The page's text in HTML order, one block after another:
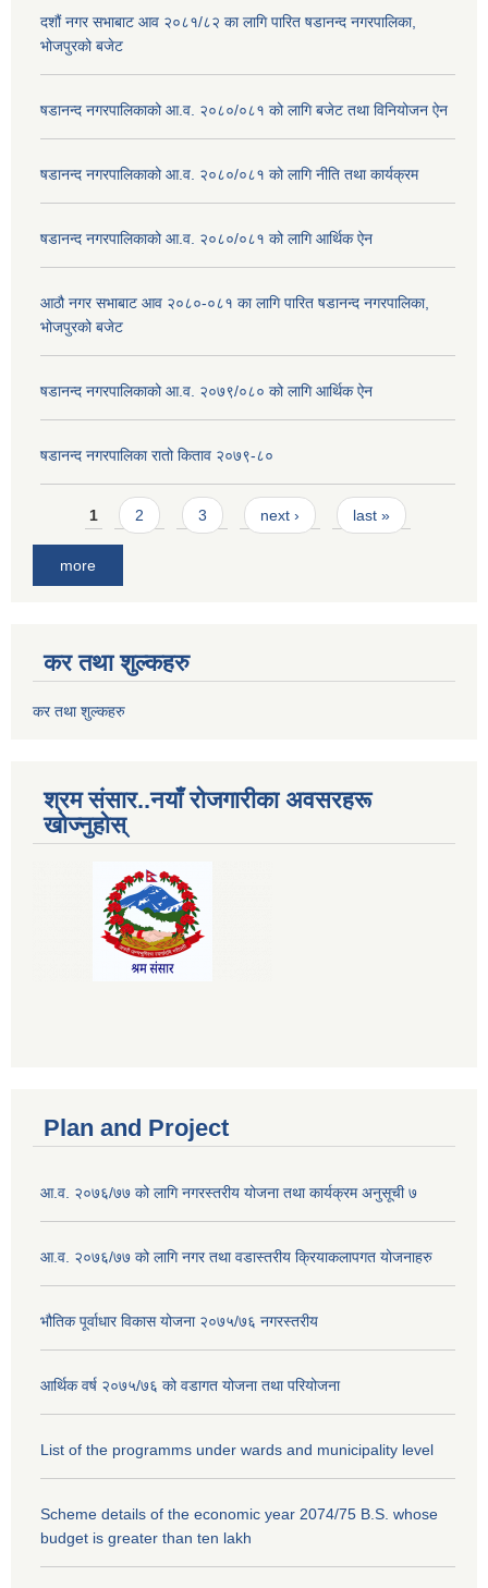
दशौं नगर सभाबाट आव २०८१/८२ का लागि पारित षडानन्द नगरपालिका,
भोजपुरको बजेट
षडानन्द नगरपालिकाको आ.व. २०८०/०८१ को लागि बजेट तथा विनियोजन ऐन
षडानन्द नगरपालिकाको आ.व. २०८०/०८१ को लागि नीति तथा कार्यक्रम
षडानन्द नगरपालिकाको आ.व. २०८०/०८१ को लागि आर्थिक ऐन
आठौ नगर सभाबाट आव २०८०-०८१ का लागि पारित षडानन्द नगरपालिका,
भोजपुरको बजेट
षडानन्द नगरपालिकाको आ.व. २०७९/०८० को लागि आर्थिक ऐन
षडानन्द नगरपालिका रातो किताव २०७९-८०
Pages
1 2 3 next › last »
more
कर तथा शुल्कहरु
कर तथा शुल्कहरु
श्रम संसार..नयाँ रोजगारीका अवसरहरू
खोज्नुहोस्
Plan and Project
आ.व. २०७६/७७ को लागि नगरस्तरीय योजना तथा कार्यक्रम अनुसूची ७
आ.व. २०७६/७७ को लागि नगर तथा वडास्तरीय क्रियाकलापगत योजनाहरु
भौतिक पूर्वाधार विकास योजना २०७५/७६ नगरस्तरीय
आर्थिक वर्ष २०७५/७६ को वडागत योजना तथा परियोजना
List of the programms under wards and municipality level
Scheme details of the economic year 2074/75 B.S. whose
budget is greater than ten lakh